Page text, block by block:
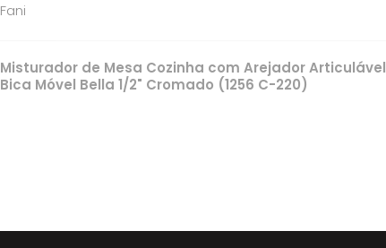
Fani
Misturador de Mesa Cozinha com Arejador Articulável
Bica Móvel Bella 1/2" Cromado (1256 C-220)